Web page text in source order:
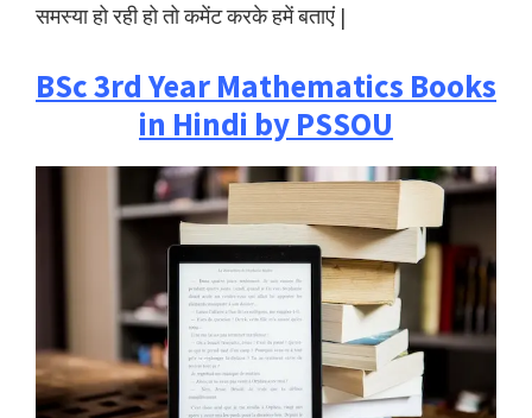
समस्या हो रही हो तो कमेंट करके हमें बताएं |
BSc 3rd Year Mathematics Books
in Hindi by PSSOU